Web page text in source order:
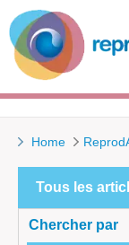
Home
Tous les
Chercher par